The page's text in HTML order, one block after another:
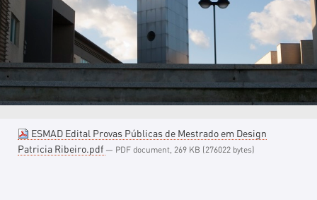
ESMAD Edital Provas Públicas de Mestrado em Design
Patricia Ribeiro.pdf — PDF document, 269 KB (276022 bytes)